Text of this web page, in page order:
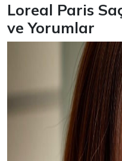
Loreal Paris
ve Yorumlar